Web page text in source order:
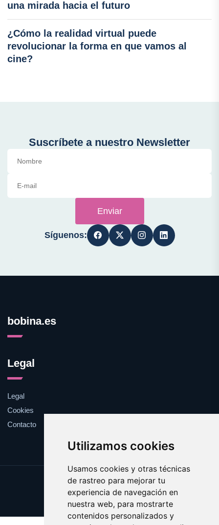
Utilizamos cookies
Usamos cookies y otras técnicas
de rastreo para mejorar tu
experiencia de navegación en
nuestra web, para mostrarte
contenidos personalizados y
una mirada hacia el futuro
¿Cómo la realidad virtual puede
revolucionar la forma en que vamos al
cine?
Suscríbete a nuestro Newsletter
Enviar
Síguenos:
bobina.es
Legal
Legal
Cookies
Contacto
Update cookies preferences
Copyright © 2025 bobina.es